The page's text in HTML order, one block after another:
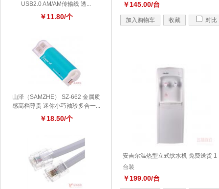
USB2.0 AM/AM传输线 透...
￥11.80/个
山泽（SAMZHE） SZ-662 金属质
感高档尊贵 迷你小巧袖珍多合一...
￥18.50/个
￥145.00/台
加入购物车 收藏 对比
安吉尔温热型立式饮水机 免费送货 1
台装
￥199.00/台